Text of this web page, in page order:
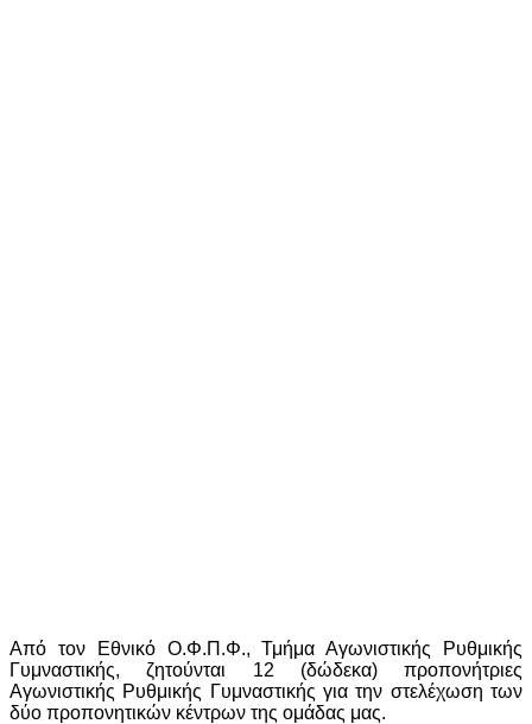
Από τον Εθνικό Ο.Φ.Π.Φ., Τμήμα Αγωνιστικής Ρυθμικής
Γυμναστικής, ζητούνται 12 (δώδεκα) προπονήτριες
Αγωνιστικής Ρυθμικής Γυμναστικής για την στελέχωση των
δύο προπονητικών κέντρων της ομάδας μας.